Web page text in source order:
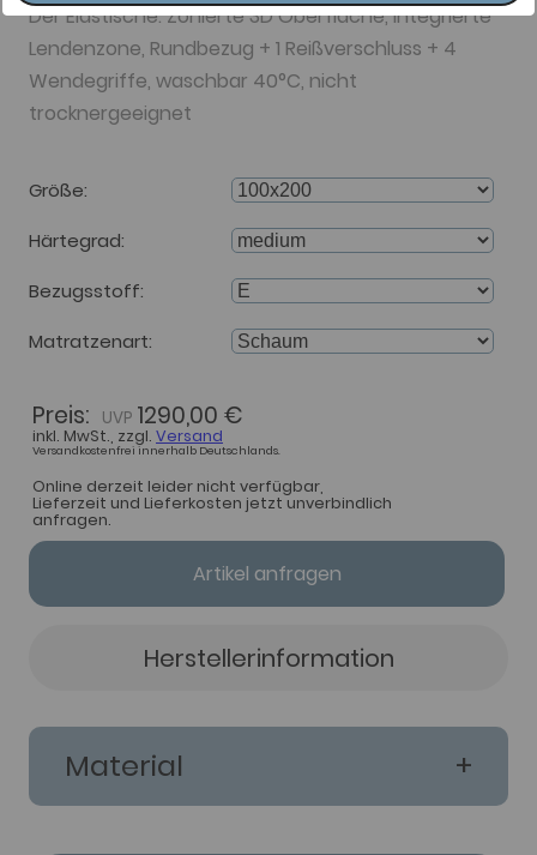
Der Elastische: Zonierte 3D Oberfläche, integrierte
Lendenzone, Rundbezug + 1 Reißverschluss + 4
Wendegriffe, waschbar 40°C, nicht
trocknergeeignet
Größe
Härtegrad
Bezugsstoff
Matratzenart
Preis: 1290,00 €
inkl. MwSt., zzgl. Versand
Versandkostenfrei innerhalb Deutschlands.
Online derzeit leider nicht verfügbar,
Lieferzeit und Lieferkosten jetzt unverbindlich
anfragen.
Artikel anfragen
Herstellerinformation
Material